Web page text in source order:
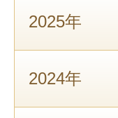
2025年
2024年